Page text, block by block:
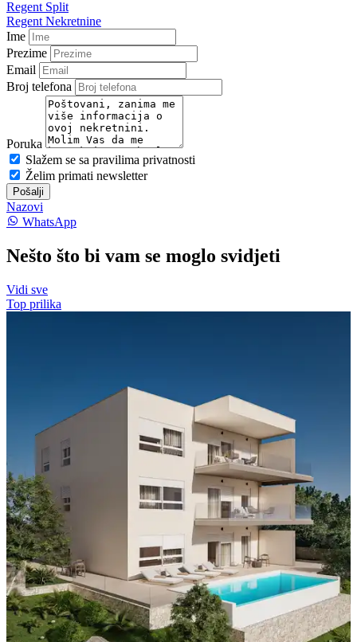
Regent Split
Regent Nekretnine
Ime
Prezime
Email
Broj telefona
Poruka
Slažem se sa pravilima privatnosti
Želim primati newsletter
Pošalji
Nazovi
WhatsApp
Nešto što bi vam se moglo svidjeti
Vidi sve
Top prilika